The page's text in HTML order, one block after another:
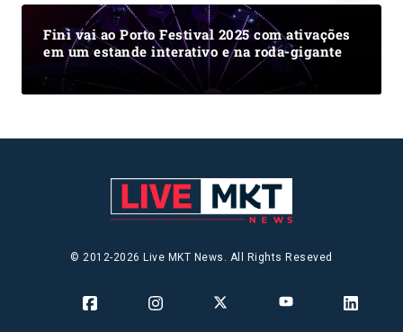
Fini vai ao Porto Festival 2025 com ativações
em um estande interativo e na roda-gigante
© 2012-2026 Live MKT News. All Rights Reseved